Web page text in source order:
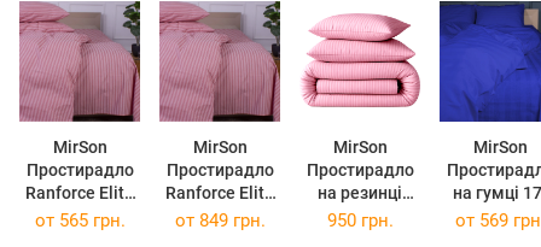
MirSon
Простирадло
Ranforce Elite
17-0607 Stripe
MirSon
Простирадло
Ranforce Elite
17-0607 Stripe
MirSon
Простирадло
на резинці
Ranforce Elite
MirSon
на гумці 17-
0609
от 565 грн. от 849 грн. 950 грн. от 569